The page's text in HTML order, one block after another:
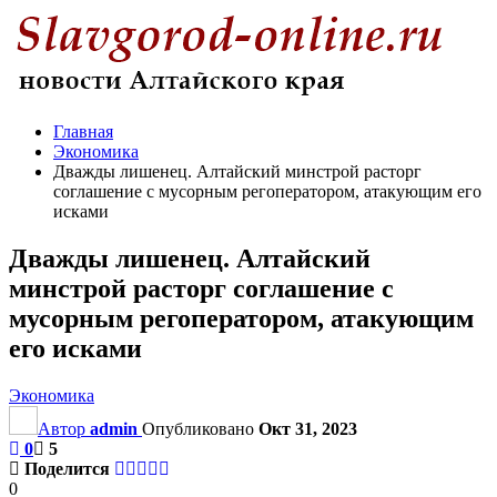
Главная
Экономика
Дважды лишенец. Алтайский минстрой расторг
соглашение с мусорным регоператором, атакующим его
исками
Дважды лишенец. Алтайский
минстрой расторг соглашение с
мусорным регоператором, атакующим
его исками
Экономика
Автор admin Опубликовано Окт 31, 2023
0
5
Поделится
0